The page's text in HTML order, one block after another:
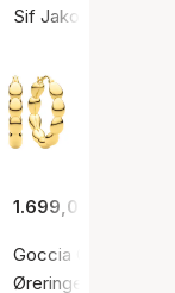
Sif Jakobs
925
sølv sterling
Piccolo Earrings
farve / Forgyldt
1.699,00 kr.
Goccia Cerchietto
Øreringe, Guld